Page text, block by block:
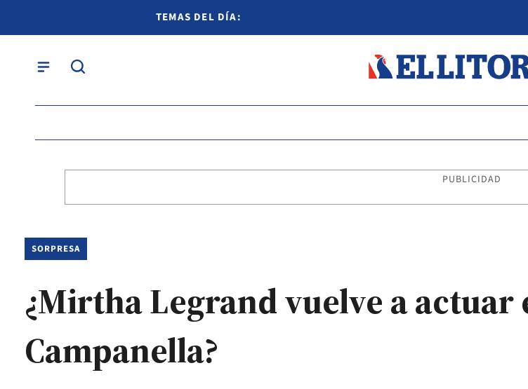
TEMAS DEL DÍA:
PUBLICIDAD
SORPRESA
¿Mirtha Legrand vuelve a actuar
Campanella?